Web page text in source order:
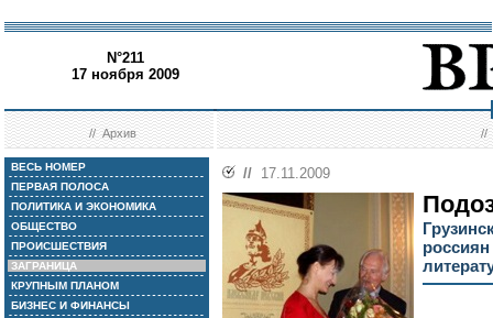
N°211
17 ноября 2009
//Архив //
ВЕСЬ НОМЕР
ПЕРВАЯ ПОЛОСА
ПОЛИТИКА И ЭКОНОМИКА
ОБЩЕСТВО
ПРОИСШЕСТВИЯ
ЗАГРАНИЦА
КРУПНЫМ ПЛАНОМ
БИЗНЕС И ФИНАНСЫ
// 17.11.2009